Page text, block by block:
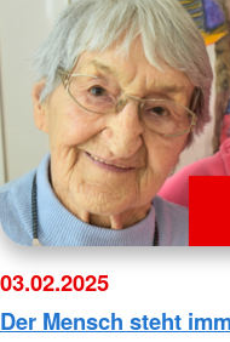
03.02.2025
Der Mensch steht